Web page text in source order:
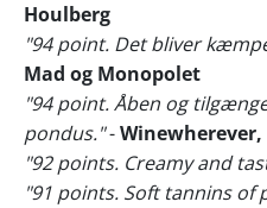
Houlberg
"94 point. Det bliver
Mad og Monopolet
"94 point. Åben og
pondus."-
"92 points. Creamy and
"91 points. Soft tannins of